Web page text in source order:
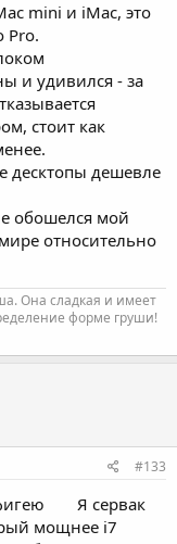
mini и iMac, это
Pro.
и удивился - за
стоит как
десктопы дешевле
обошелся мой
относительно
Она сладкая и имеет
форме груши!
#133
Я сервак
мощнее i7